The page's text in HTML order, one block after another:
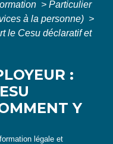
> Particulier
à la personne) >
le Cesu déclaratif et
:
Y
légale et